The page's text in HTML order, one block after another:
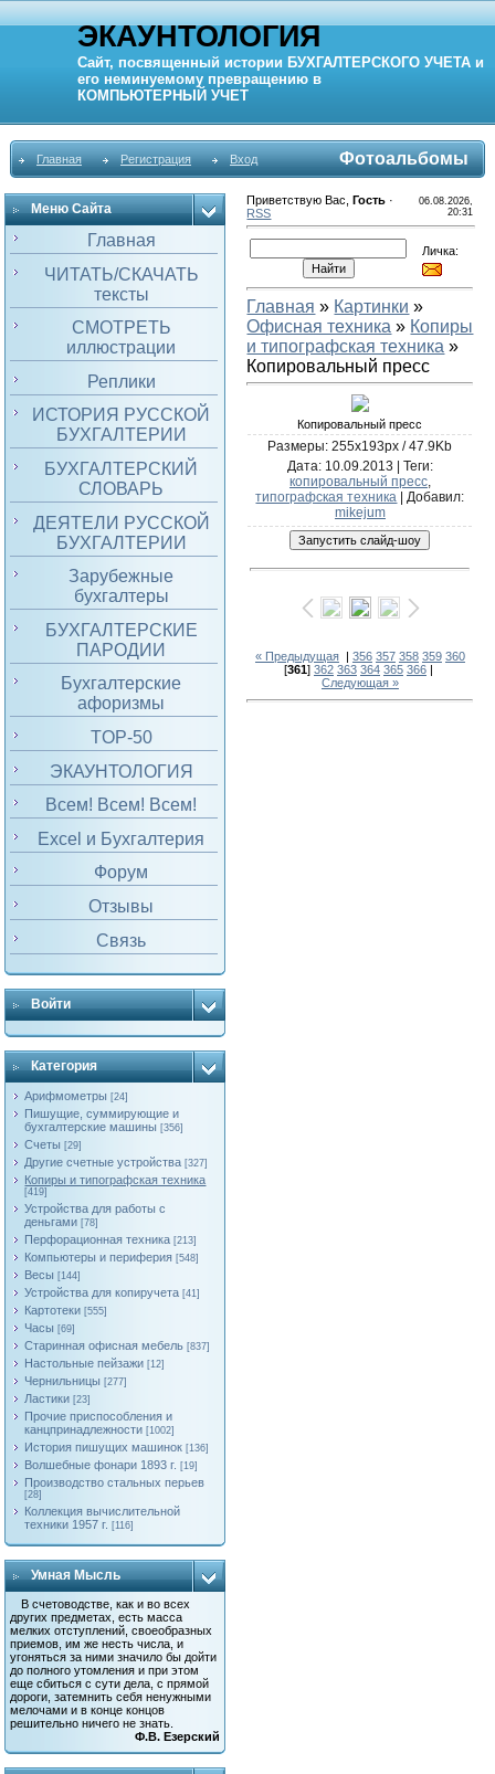
ЭКАУНТОЛОГИЯ
Сайт, посвященный истории БУХГАЛТЕРСКОГО УЧЕТА и
его неминуемому превращению в
КОМПЬЮТЕРНЫЙ УЧЕТ
Главная Регистрация Вход Фотоальбомы
Меню Сайта
Главная
ЧИТАТЬ/СКАЧАТЬ
тексты
СМОТРЕТЬ
иллюстрации
Реплики
ИСТОРИЯ РУССКОЙ
БУХГАЛТЕРИИ
БУХГАЛТЕРСКИЙ
СЛОВАРЬ
ДЕЯТЕЛИ РУССКОЙ
БУХГАЛТЕРИИ
Зарубежные
бухгалтеры
БУХГАЛТЕРСКИЕ
ПАРОДИИ
Бухгалтерские
афоризмы
TOP-50
ЭКАУНТОЛОГИЯ
Всем! Всем! Всем!
Excel и Бухгалтерия
Форум
Отзывы
Связь
Войти
Категория
Арифмометры [24]
Пишущие, суммирующие и
бухгалтерские машины [356]
Счеты [29]
Другие счетные устройства [327]
Копиры и типографская техника
[419]
Устройства для работы с
деньгами [78]
Перфорационная техника [213]
Компьютеры и периферия [548]
Весы [144]
Устройства для копиручета [41]
Картотеки [555]
Часы [69]
Старинная офисная мебель [837]
Настольные пейзажи [12]
Чернильницы [277]
Ластики [23]
Прочие приспособления и
канцпринадлежности [1002]
История пишущих машинок [136]
Волшебные фонари 1893 г. [19]
Производство стальных перьев
[28]
Коллекция вычислительной
техники 1957 г. [116]
Умная Мысль
В счетоводстве, как и во всех
других предметах, есть масса
мелких отступлений, своеобразных
приемов, им же несть числа, и
угоняться за ними значило бы дойти
до полного утомления и при этом
еще сбиться с сути дела, с прямой
дороги, затемнить себя ненужными
мелочами и в конце концов
решительно ничего не знать.
Ф.В. Езерский
Приветствую Вас ,Гость ·
RSS
06.08.2026,
20:31
Личка:
Главная » Картинки »
Офисная техника » Копиры
и типографская техника »
Копировальный пресс
Копировальный пресс
Размеры: 255x193px / 47.9Kb
Дата: 10.09.2013 | Теги:
копировальный пресс,
типографская техника |Добавил:
mikejum
« Предыдущая| 356 357 358 359 360
[361] 362 363 364 365 366|
Следующая »